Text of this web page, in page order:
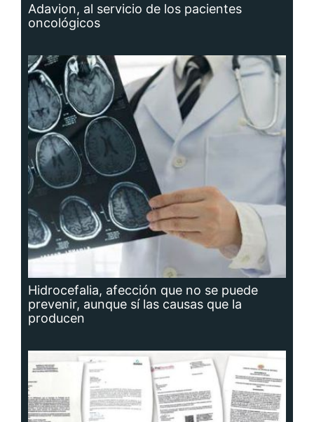
Adavion, al servicio de los pacientes
oncológicos
Hidrocefalia, afección que no se puede
prevenir, aunque sí las causas que la
producen